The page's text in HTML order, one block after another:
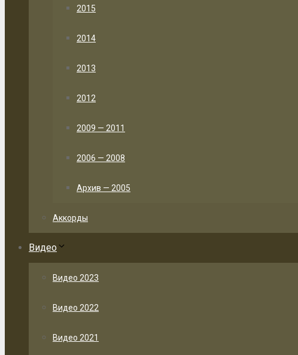
2015
2014
2013
2012
2009 — 2011
2006 — 2008
Архив — 2005
Аккорды
Видео
Видео 2023
Видео 2022
Видео 2021